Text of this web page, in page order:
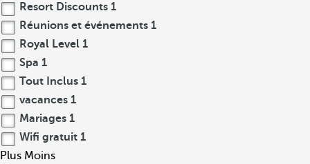
Resort Discounts 1
Réunions et événements 1
Royal Level 1
Spa 1
Tout Inclus 1
vacances 1
Mariages 1
Wifi gratuit 1
Plus Moins